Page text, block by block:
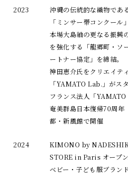
2023
沖縄の伝統的な織物であ
「ミンサー帯コンクール
本場大島紬の更なる振興
を強化する「龍郷町・ソ
ートナー協定」を締結。
神田恵介氏をクリエイテ
「YAMATO Lab.」がスタ
フランス法人「YAMATO
奄美群島日本復帰70周年
都・新風館で開催
2024
KIMONO by
STORE in Paris オープン
ベビー・子ども服ブラ